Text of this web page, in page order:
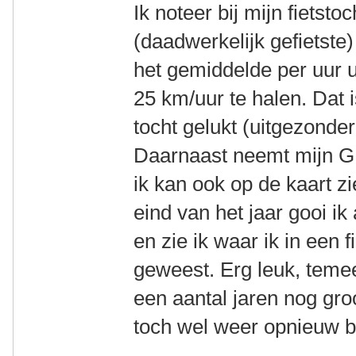
Ik noteer bij mijn
(daadwerkelijk
het gemiddelde per uur
25 km/uur te halen. Dat
tocht gelukt
Daarnaast neemt mijn
ik kan ook op de kaart
eind van het jaar gooi
en zie ik waar ik in een
geweest. Erg leuk,
een aantal jaren nog
toch wel weer opnieuw